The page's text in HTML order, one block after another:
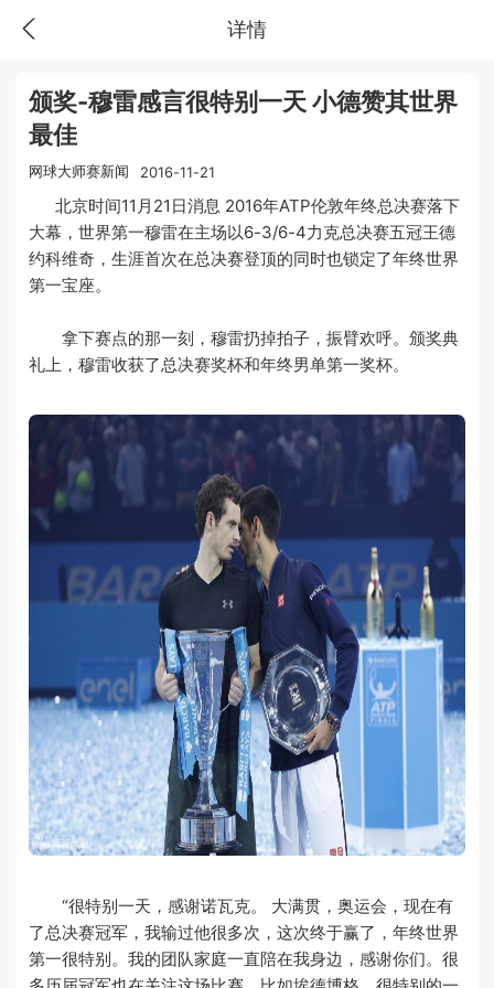
详情
颁奖-穆雷感言很特别一天 小德赞其世界
最佳
网球大师赛新闻 2016-11-21
北京时间11月21日消息 2016年ATP伦敦年终总决赛落下
大幕，世界第一穆雷在主场以6-3/6-4力克总决赛五冠王德
约科维奇，生涯首次在总决赛登顶的同时也锁定了年终世界
第一宝座。
拿下赛点的那一刻，穆雷扔掉拍子，振臂欢呼。颁奖典
礼上，穆雷收获了总决赛奖杯和年终男单第一奖杯。
“很特别一天，感谢诺瓦克。 大满贯，奥运会，现在有
了总决赛冠军，我输过他很多次，这次终于赢了，年终世界
第一很特别。我的团队家庭一直陪在我身边，感谢你们。很